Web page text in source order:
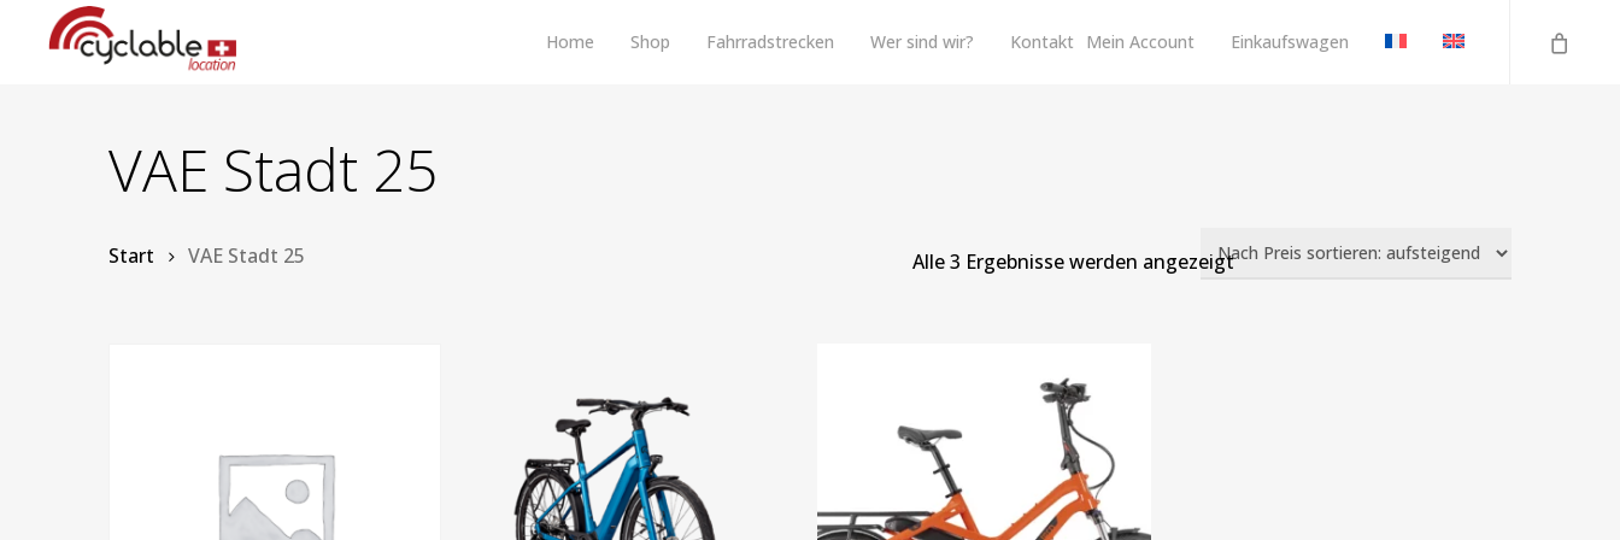
Home Shop Fahrradstrecken Wer sind wir? Kontakt Mein Account Einkaufswagen
VAE Stadt 25
Alle 3 Ergebnisse werden angezeigtNach
Start VAE Stadt 25